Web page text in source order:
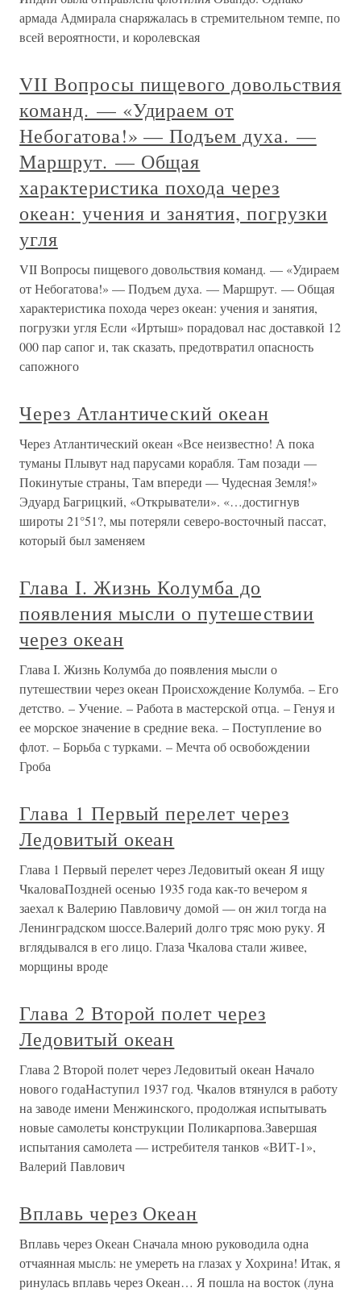
армада Адмирала снаряжалась в стремительном темпе, по
всей вероятности, и королевская
VII Вопросы пищевого довольствия
команд. — «Удираем от
Небогатова!» — Подъем духа. —
Маршрут. — Общая
характеристика похода через
океан: учения и занятия, погрузки
угля
VII Вопросы пищевого довольствия команд. — «Удираем
от Небогатова!» — Подъем духа. — Маршрут. — Общая
характеристика похода через океан: учения и занятия,
погрузки угля Если «Иртыш» порадовал нас доставкой 12
000 пар сапог и, так сказать, предотвратил опасность
сапожного
Через Атлантический океан
Через Атлантический океан «Все неизвестно! А пока
туманы Плывут над парусами корабля. Там позади —
Покинутые страны, Там впереди — Чудесная Земля!»
Эдуард Багрицкий, «Открыватели». «…достигнув
широты 21°51?, мы потеряли северо-восточный пассат,
который был заменяем
Глава I. Жизнь Колумба до
появления мысли о путешествии
через океан
Глава I. Жизнь Колумба до появления мысли о
путешествии через океан Происхождение Колумба. – Его
детство. – Учение. – Работа в мастерской отца. – Генуя и
ее морское значение в средние века. – Поступление во
флот. – Борьба с турками. – Мечта об освобождении
Гроба
Глава 1 Первый перелет через
Ледовитый океан
Глава 1 Первый перелет через Ледовитый океан Я ищу
ЧкаловаПоздней осенью 1935 года как-то вечером я
заехал к Валерию Павловичу домой — он жил тогда на
Ленинградском шоссе.Валерий долго тряс мою руку. Я
вглядывался в его лицо. Глаза Чкалова стали живее,
морщины вроде
Глава 2 Второй полет через
Ледовитый океан
Глава 2 Второй полет через Ледовитый океан Начало
нового годаНаступил 1937 год. Чкалов втянулся в работу
на заводе имени Менжинского, продолжая испытывать
новые самолеты конструкции Поликарпова.Завершая
испытания самолета — истребителя танков «ВИТ-1»,
Валерий Павлович
Вплавь через Океан
Вплавь через Океан Сначала мною руководила одна
отчаянная мысль: не умереть на глазах у Хохрина! Итак, я
ринулась вплавь через Океан… Я пошла на восток (луна